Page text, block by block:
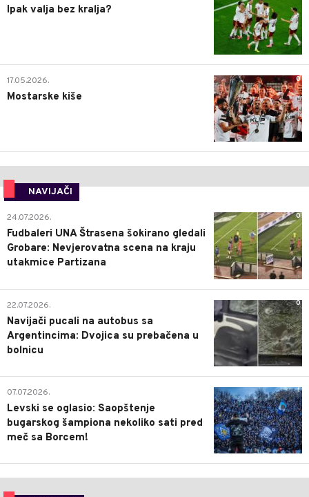
Ipak valja bez kralja?
0
17.05.2026.
Mostarske kiše
NAVIJAČI
0
24.07.2026.
Fudbaleri UNA Štrasena šokirano gledali
Grobare: Nevjerovatna scena na kraju
utakmice Partizana
0
22.07.2026.
Navijači pucali na autobus sa
Argentincima: Dvojica su prebačena u
bolnicu
1
07.07.2026.
Levski se oglasio: Saopštenje
bugarskog šampiona nekoliko sati pred
meč sa Borcem!